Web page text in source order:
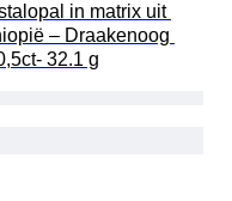
in matrix uit
– Draakenoog
32.1 g